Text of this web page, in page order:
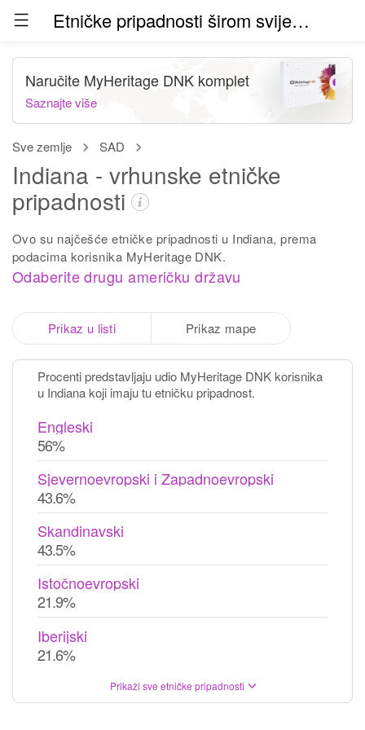
Etničke pripadnosti širom svijeta (beta)
Sve zemlje SAD
Indiana - vrhunske etničke
pripadnosti
Ovo su najčešće etničke pripadnosti u Indiana, prema
podacima korisnika MyHeritage DNK.
Odaberite drugu američku državu
Naručite MyHeritage DNK komplet
Saznajte više
Prikaz u listi Prikaz mape
Procenti predstavljaju udio MyHeritage DNK korisnika
u Indiana koji imaju tu etničku pripadnost.
Engleski
56%
Sjevernoevropski i Zapadnoevropski
43.6%
Skandinavski
43.5%
Istočnoevropski
21.9%
Iberijski
21.6%
Prikaži sve etničke pripadnosti